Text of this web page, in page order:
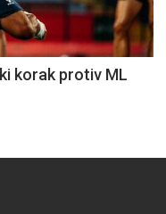
korak protiv ML